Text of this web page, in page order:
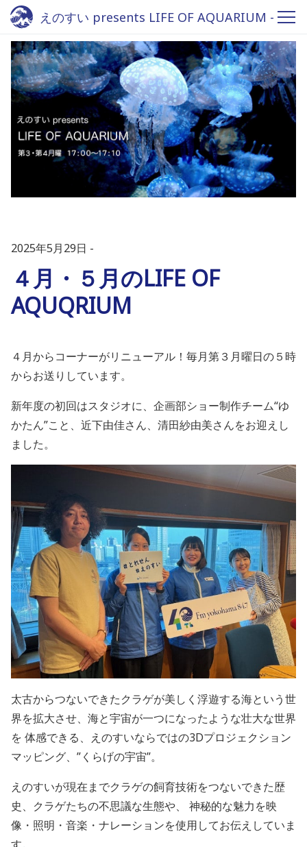
えのすい presents LIFE OF AQUARIUM -
Fm yokohama 84.7
2025年5月29日
４月・５月のLIFE OF
AQUQRIUM
４月からコーナーがリニューアル！毎月第３月曜日の５時
からお送りしています。
新年度の初回はスタジオに、企画部ショー制作チーム“ゆ
かたん”こと、近下由佳さん、清田紗由美さんをお迎えし
ました。
太古からつないできたクラゲが美しく浮遊する海という世
界を拡大させ、海と宇宙が一つになったような壮大な世界
を 体感できる、えのすいならではの3Dプロジェクション
マッピング、”くらげの宇宙”。
えのすいが現在までクラゲの飼育技術をつないできた歴
史、クラゲたちの不思議な生態や、 神秘的な魅力を映
像・照明・音楽・ナレーションを使用してお伝えしていま